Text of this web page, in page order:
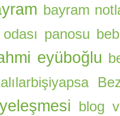
bayram
panosu
eyüboğlu
blog